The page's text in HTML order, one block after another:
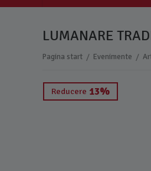
LUMANARE
Pagina start / Evenimente /
Reducere 13%